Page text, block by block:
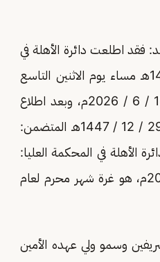
فقد اطلعت دائرة الأهلة في
المحكمة العليا على ما وردها من المحاكم عن ترائي هلال شهر محرم لعام 1448هـ مساء يوم الاثنين التاسع
والعشرين من شهر ذي الحجة لعام 1447هـ -حسب تقويم أم القرى-الموافق 15 / 6 / 2026م، وبعد اطلاع
الدائرة على ما ورد إليها بهذا الخصوص أصدرت القرار رقم ( 208 / هـ ) وتاريخ 29 / 12 / 1447هـ المتضمن:
فقد قررت دائرة الأهلة في المحكمة العليا:
أن يوم الثلاثاء 1 / 1 / 1448هـ -حسب تقويم أم القرى- الموافق 16 / 6 / 2026م، هو غرة شهر محرم لعام
وسمو ولي عهده الأمين